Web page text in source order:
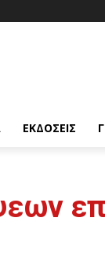
ΕΚΔΌΣΕΙΣ